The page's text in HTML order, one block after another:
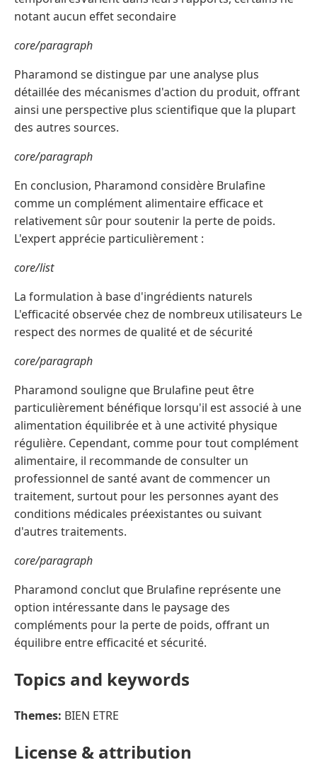
notant aucun effet secondaire
core/paragraph
Pharamond se distingue par une analyse plus
détaillée des mécanismes d'action du produit, offrant
ainsi une perspective plus scientifique que la plupart
des autres sources.
core/paragraph
En conclusion, Pharamond considère Brulafine
comme un complément alimentaire efficace et
relativement sûr pour soutenir la perte de poids.
L'expert apprécie particulièrement :
core/list
La formulation à base d'ingrédients naturels
L'efficacité observée chez de nombreux utilisateurs Le
respect des normes de qualité et de sécurité
core/paragraph
Pharamond souligne que Brulafine peut être
particulièrement bénéfique lorsqu'il est associé à une
alimentation équilibrée et à une activité physique
régulière. Cependant, comme pour tout complément
alimentaire, il recommande de consulter un
professionnel de santé avant de commencer un
traitement, surtout pour les personnes ayant des
conditions médicales préexistantes ou suivant
d'autres traitements.
core/paragraph
Pharamond conclut que Brulafine représente une
option intéressante dans le paysage des
compléments pour la perte de poids, offrant un
équilibre entre efficacité et sécurité.
Topics and keywords
Themes: BIEN ETRE
License & attribution